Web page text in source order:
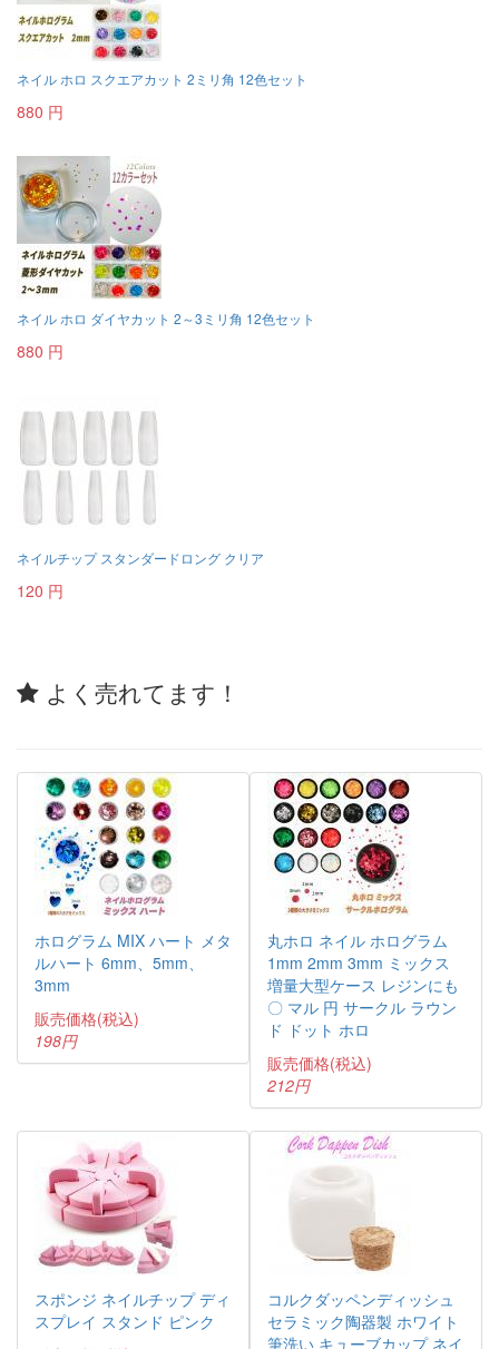
ネイル ホロ スクエアカット 2ミリ角 12色セット
880 円
ネイル ホロ ダイヤカット 2～3ミリ角 12色セット
880 円
ネイルチップ スタンダードロング クリア
120 円
よく売れてます！
ホログラム MIX ハート メタ
ルハート 6mm、5mm、
3mm
販売価格(税込)
198円
丸ホロ ネイル ホログラム
1mm 2mm 3mm ミックス
増量大型ケース レジンにも
〇 マル 円 サークル ラウン
ド ドット ホロ
販売価格(税込)
212円
スポンジ ネイルチップ ディ
スプレイ スタンド ピンク
コルクダッペンディッシュ
セラミック陶器製 ホワイト
筆洗い キューブカップ ネイ